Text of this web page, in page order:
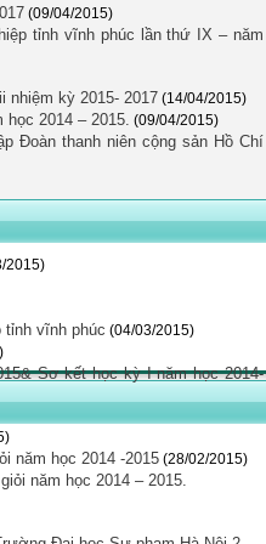
(09/04/2015)
tỉnh vĩnh phúc lần thứ IX – năm
nhiệm kỳ 2015- 2017 (14/04/2015)
2014 – 2015. (09/04/2015)
Đoàn thanh niên cộng sản Hồ Chí
2015)
vĩnh phúc (04/03/2015)
Sơ kết học kỳ I năm học 2014-
năm học 2014 -2015 (28/02/2015)
năm học 2014 – 2015.